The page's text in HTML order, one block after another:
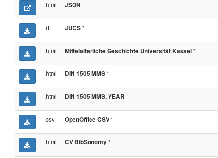
.html JSON
.rtf JUCS*
.html Mittelalterliche Geschichte Universität Kassel*
.html DIN 1505 MMS*
.html DIN 1505 MMS, YEAR *
.csv OpenOffice CSV*
.html CV BibSonomy*